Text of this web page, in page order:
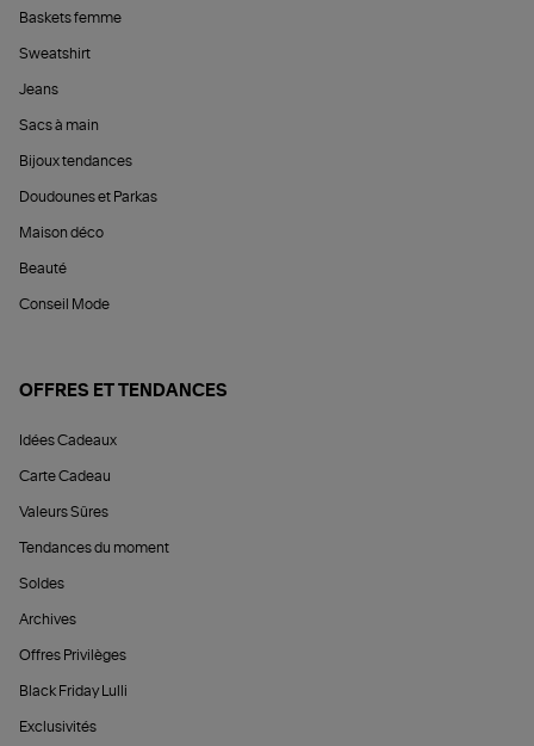
Baskets femme
Sweatshirt
Jeans
Sacs à main
Bijoux tendances
Doudounes et Parkas
Maison déco
Beauté
Conseil Mode
OFFRES ET TENDANCES
Idées Cadeaux
Carte Cadeau
Valeurs Sûres
Tendances du moment
Soldes
Archives
Offres Privilèges
Black Friday Lulli
Exclusivités